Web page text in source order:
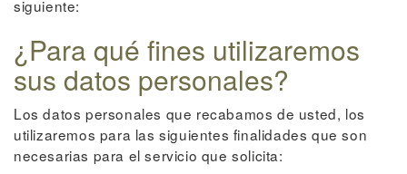
siguiente:
¿Para qué fines utilizaremos
sus datos personales?
Los datos personales que recabamos de usted, los
utilizaremos para las siguientes finalidades que son
necesarias para el servicio que solicita: